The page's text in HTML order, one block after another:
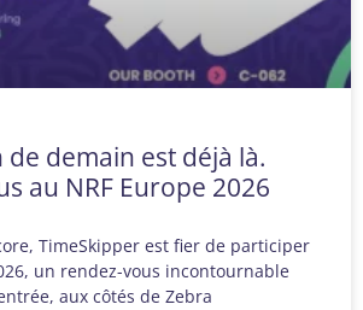
de demain est déjà là.
au NRF Europe 2026
TimeSkipper est fier de participer
un rendez-vous incontournable
aux côtés de Zebra